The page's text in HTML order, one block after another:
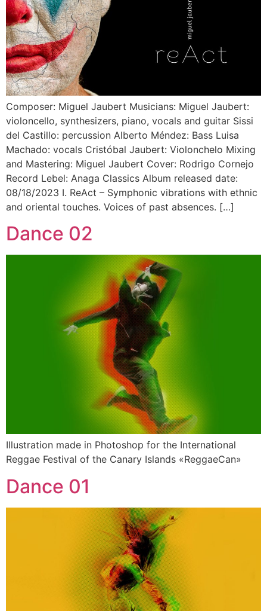
Composer: Miguel Jaubert Musicians: Miguel Jaubert:
violoncello, synthesizers, piano, vocals and guitar Sissi
del Castillo: percussion Alberto Méndez: Bass Luisa
Machado: vocals Cristóbal Jaubert: Violonchelo Mixing
and Mastering: Miguel Jaubert Cover: Rodrigo Cornejo
Record Lebel: Anaga Classics Album released date:
08/18/2023 I. ReAct – Symphonic vibrations with ethnic
and oriental touches. Voices of past absences. […]
Dance 02
Illustration made in Photoshop for the International
Reggae Festival of the Canary Islands «ReggaeCan»
Dance 01